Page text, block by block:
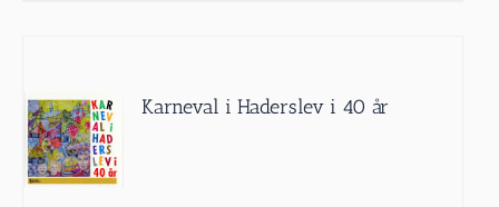
Karneval i Haderslev i 40 år